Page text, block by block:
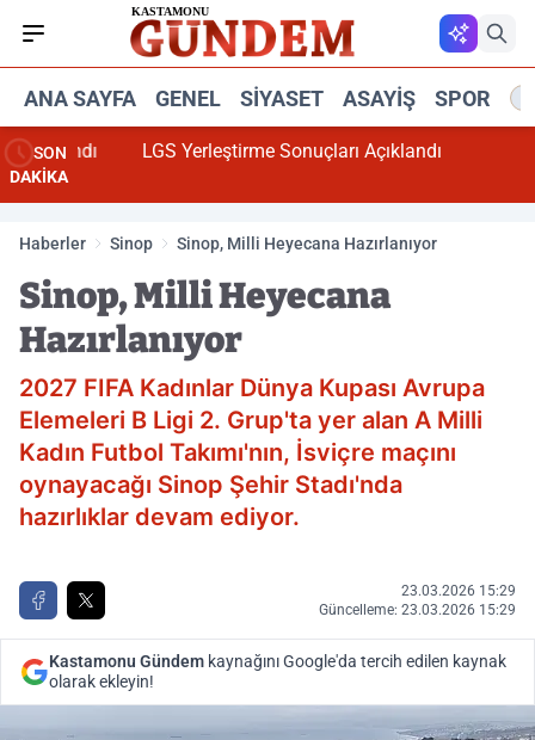
ANA SAYFA GENEL SIYASET ASAYIŞ SPOR
SON
DAKİKA
LGS Yerleştirme Sonuçları Açıklandı
Haberler Sinop Sinop, Milli Heyecana Hazırlanıyor
Sinop, Milli Heyecana
Hazırlanıyor
2027 FIFA Kadınlar Dünya Kupası Avrupa
Elemeleri B Ligi 2. Grup'ta yer alan A Milli
Kadın Futbol Takımı'nın, İsviçre maçını
oynayacağı Sinop Şehir Stadı'nda
hazırlıklar devam ediyor.
23.03.2026 15:29
Güncelleme: 23.03.2026 15:29
Kastamonu Gündem kaynağını Google'da tercih edilen kaynak
olarak ekleyin!